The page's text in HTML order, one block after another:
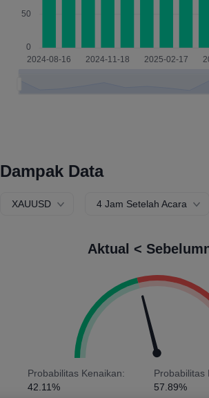
Dampak Data
XAUUSD 4 Jam Setelah Acara
Aktual <
Probabilitas Kenaikan:
42.11%
Probabilitas
57.89%